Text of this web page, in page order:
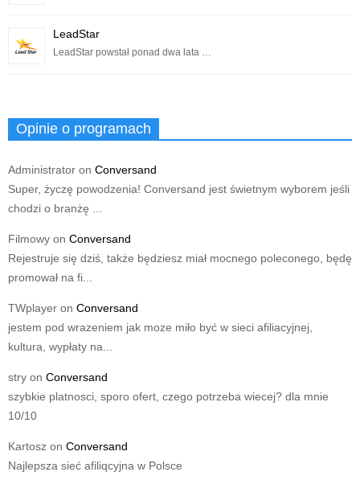
LeadStar
LeadStar powstał ponad dwa lata …
Opinie o programach
Administrator on Conversand
Super, życzę powodzenia! Conversand jest świetnym wyborem jeśli
chodzi o branżę ...
Filmowy on Conversand
Rejestruje się dziś, także będziesz miał mocnego poleconego, będę
promował na fi...
TWplayer on Conversand
jestem pod wrazeniem jak moze miło być w sieci afiliacyjnej,
kultura, wypłaty na...
stry on Conversand
szybkie platnosci, sporo ofert, czego potrzeba wiecej? dla mnie
10/10
Kartosz on Conversand
Najlepsza sieć afiliqcyjna w Polsce